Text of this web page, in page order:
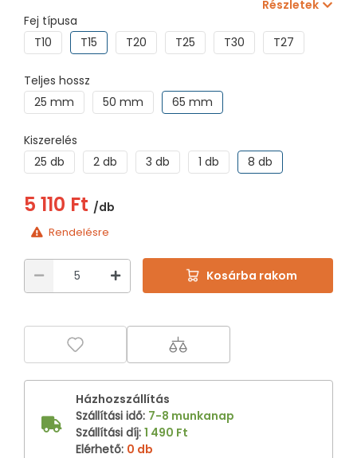
Részletek
Fej típusa
T10
T15 T20 T25 T30 T27
Teljes hossz
25 mm
50 mm 65 mm
Kiszerelés
25 db
2 db 3 db 1 db 8 db
5 110 Ft /db
Rendelésre
Kosárba rakom
Házhozszállítás
Szállítási idő: 7-8 munkanap
Szállítási díj: 1 490 Ft
Elérhető: 0 db